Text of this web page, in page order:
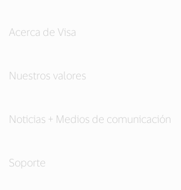
Acerca de Visa
Nuestros valores
Noticias + Medios de comunicación
Soporte